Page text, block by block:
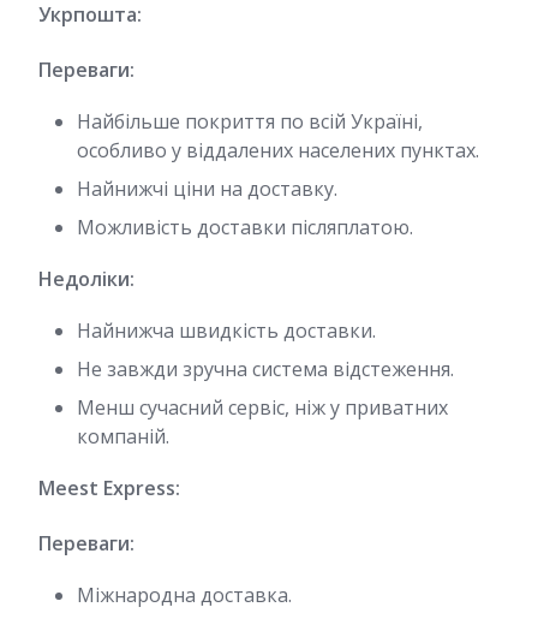
Укрпошта:
Переваги:
Найбільше покриття по всій Україні,
особливо у віддалених населених пунктах.
Найнижчі ціни на доставку.
Можливість доставки післяплатою.
Недоліки:
Найнижча швидкість доставки.
Не завжди зручна система відстеження.
Менш сучасний сервіс, ніж у приватних
компаній.
Meest Express:
Переваги:
Міжнародна доставка.